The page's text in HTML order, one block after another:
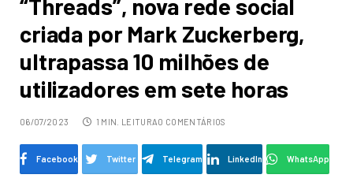
“Threads”, nova rede social
criada por Mark Zuckerberg,
ultrapassa 10 milhões de
utilizadores em sete horas
06/07/2023 1 MIN. LEITURA0 COMENTÁRIOS
Facebook Twitter Telegram LinkedIn WhatsApp